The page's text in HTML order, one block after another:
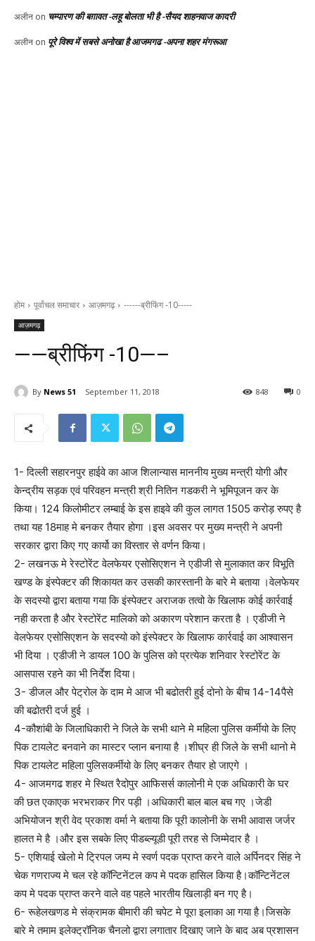
अलीन on चम्पारण की बग़ावत -लहू बोलता भी है -सैयद शाहनवाज कादरी
अलीन on पूरे विश्व में सबसे अनोखा है आजमगढ -अपना शहर मंगरूआ